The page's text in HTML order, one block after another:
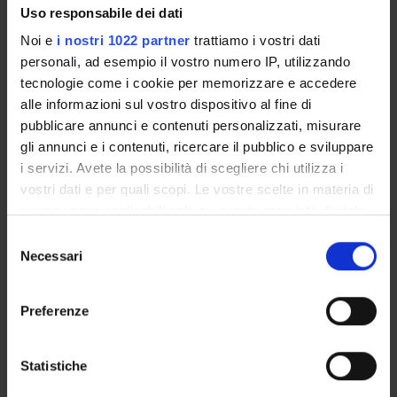
Uso responsabile dei dati
Noi e i nostri 1022 partner trattiamo i vostri dati
personali, ad esempio il vostro numero IP, utilizzando
tecnologie come i cookie per memorizzare e accedere
alle informazioni sul vostro dispositivo al fine di
pubblicare annunci e contenuti personalizzati, misurare
gli annunci e i contenuti, ricercare il pubblico e sviluppare
i servizi. Avete la possibilità di scegliere chi utilizza i
vostri dati e per quali scopi. Le vostre scelte in materia di
modificare o revocare il proprio consenso in qualsiasi
momento dalla Dichiarazione sui cookie o facendo clic
raccogliere informazioni sulla tua posizione
geografica, con un'approssimazione di qualche
delNecessari
Preferenze
Statistiche
PROJECT PARTICIPANTS
Simone Accordini
Associate Professor
Cristian Pattaro
Marta Rava
SECTIONS